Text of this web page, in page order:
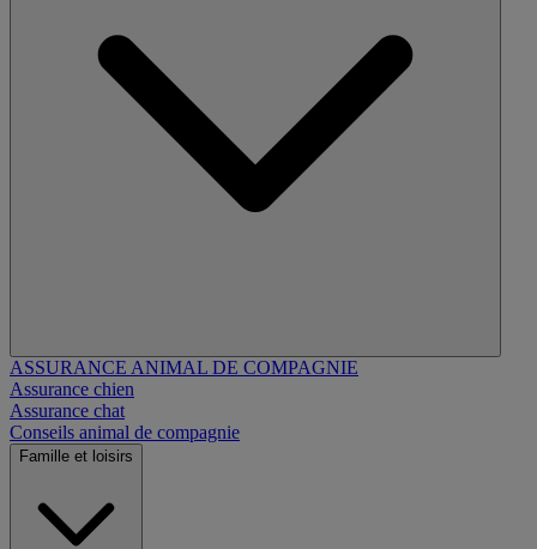
ASSURANCE ANIMAL DE COMPAGNIE
Assurance chien
Assurance chat
Conseils animal de compagnie
Famille et loisirs